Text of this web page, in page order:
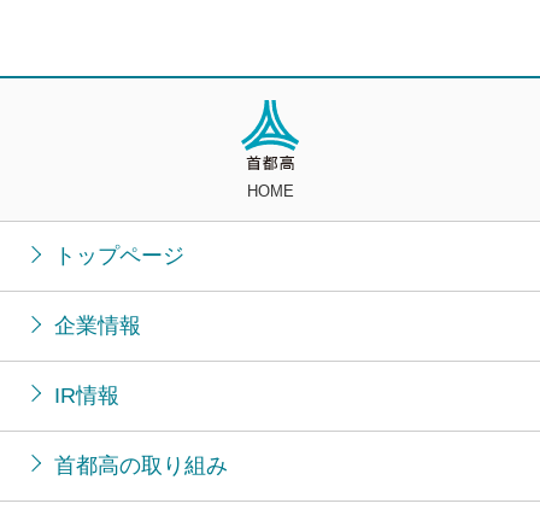
HOME
トップページ
企業情報
IR情報
首都高の取り組み